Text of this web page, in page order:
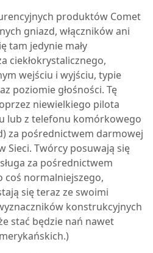
produktów Comet
gniazd, włączników ani
tam jedynie mały
ciekłokrystalicznego,
wejściu i wyjściu, typie
poziomie głośności. Tę
niewielkiego pilota
lub z telefonu komórkowego
za pośrednictwem darmowej
Sieci. Twórcy posuwają się
za pośrednictwem
normalniejszego,
się teraz ze swoimi
konstrukcyjnych
stać będzie nań nawet